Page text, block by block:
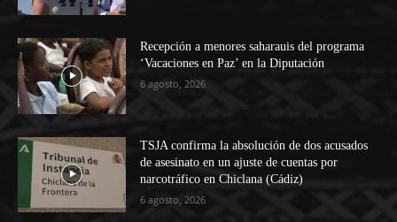
Recepción a menores saharauis del programa
‘Vacaciones en Paz’ en la Diputación
6 agosto, 2026
TSJA confirma la absolución de dos acusados
de asesinato en un ajuste de cuentas por
narcotráfico en Chiclana (Cádiz)
6 agosto, 2026